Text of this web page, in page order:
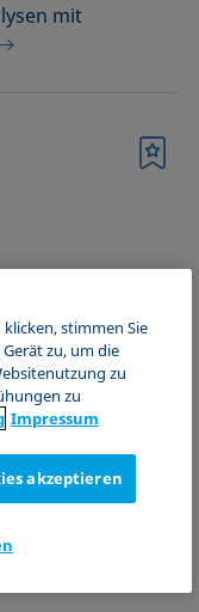
mit
klicken, stimmen Sie
zu, um die
zu
zu
Impressum
akzeptieren